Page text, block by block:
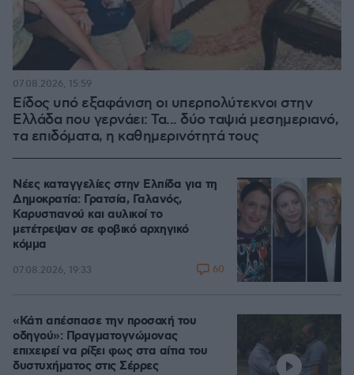
Είδος υπό εξαφάνιση οι υπερπολύτεκνοι στην
Ελλάδα που γερνάει: Τα... δύο ταψιά μεσημεριανό,
τα επιδόματα, η καθημερινότητά τους
07.08.2026, 15:59
Νέες καταγγελίες στην Ελπίδα για τη
Δημοκρατία: Γρατσία, Γαλανός,
Καρυστιανού και αυλικοί το
μετέτρεψαν σε φοβικό αρχηγικό
κόμμα
07.08.2026, 19:33 60
«Κάτι απέσπασε την προσοχή του
οδηγού»: Πραγματογνώμονας
επιχειρεί να ρίξει φως στα αίτια του
δυστυχήματος στις Σέρρες